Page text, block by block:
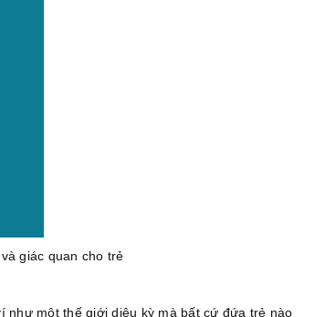
giác quan cho trẻ
như một thế giới diệu kỳ mà bất cứ đứa trẻ nào